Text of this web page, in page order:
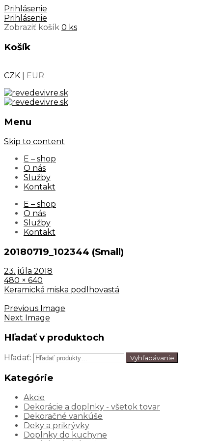
Prihlásenie
Prihlásenie
Zobraziť košík 0 ks
Košík
CZK EUR
Menu
Skip to content
E – shop
O nás
Služby
Kontakt
E – shop
O nás
Služby
Kontakt
20180719_102344 (Small)
23. júla 2018
480 × 640
Keramická miska podlhovastá
Previous Image
Next Image
Hľadať v produktoch
Hľadať: Vyhľadávanie
Kategórie
Akcie
Dekorácie a doplnky - všetok tovar
Dekoračné vankúše
Deky a prikrývky
Doplnky do kuchyne